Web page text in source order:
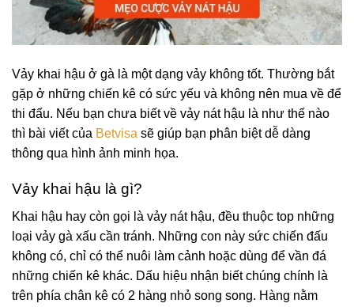
Vảy khai hậu ở gà là một dạng vảy không tốt. Thường bắt
gặp ở những chiến kê có sức yếu và không nên mua về để
thi đấu. Nếu bạn chưa biết về vảy nát hậu là như thế nào
thì bài viết của Betvisa sẽ giúp bạn phân biệt dễ dàng
thông qua hình ảnh minh họa.
Vảy khai hậu là gì?
Khai hậu hay còn gọi là vảy nát hậu, đều thuộc top những
loại vảy gà xấu cần tránh. Những con này sức chiến đấu
không có, chỉ có thể nuôi làm cảnh hoặc dùng để vần đá
những chiến kê khác. Dấu hiệu nhận biết chúng chính là
trên phía chân kê có 2 hàng nhỏ song song. Hàng nằm